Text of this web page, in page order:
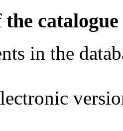
catalogue
in the